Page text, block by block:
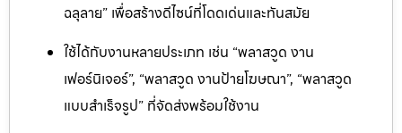
ฉลุลาย” เพื่อสร้างดีไซน์ที่โดดเด่นและทันสมัย
ใช้ได้กับงานหลายประเภท เช่น “พลาสวูด งาน
เฟอร์นิเจอร์”, “พลาสวูด งานป้ายโฆษณา”, “พลาสวูด
แบบสำเร็จรูป” ที่จัดส่งพร้อมใช้งาน